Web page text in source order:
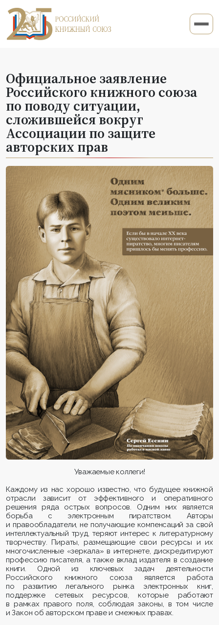
Официальное заявление
Российского книжного союза
по поводу ситуации,
сложившейся вокруг
Ассоциации по защите
авторских прав
Уважаемые коллеги!
Каждому из нас хорошо известно, что будущее книжной
отрасли зависит от эффективного и оперативного
решения ряда острых вопросов. Одним них является
борьба с электронным пиратством. Авторы
и правообладатели, не получающие компенсаций за свой
интеллектуальный труд, теряют интерес к литературному
творчеству. Пираты, размещающие свои ресурсы и их
многочисленные «зеркала» в интернете, дискредитируют
профессию писателя, а также вклад издателя в создание
книги. Одной из ключевых задач деятельности
Российского книжного союза является работа
по развитию легального рынка электронных книг,
поддержке сетевых ресурсов, которые работают
в рамках правого поля, соблюдая законы, в том числе
и Закон об авторском праве и смежных правах.